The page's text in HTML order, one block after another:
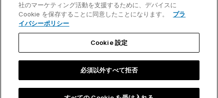
ビデオチュートリアル
コンテンツハブ
開発者ブログ
お問い合わせ／法的通知事項
社のマーケティング活動を支援するために、デバイスに
Cookie を保存することに同意したことになります。
プラ
イバシーポリシー
Cookie 設定
必須以外すべて拒否